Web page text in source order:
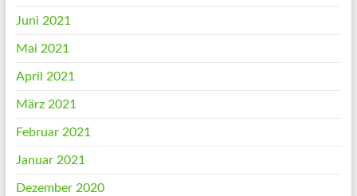
Juni 2021
Mai 2021
April 2021
März 2021
Februar 2021
Januar 2021
Dezember 2020